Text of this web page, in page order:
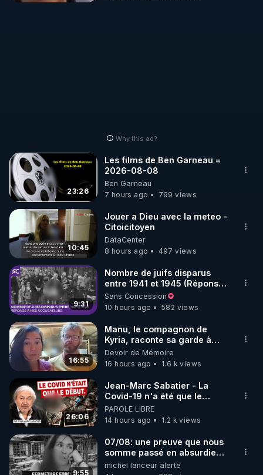
Why this ad?
23:26
Les films de Ben Garneau =
2026-08-08
Ben Garneau
7 hours ago
799 views
10:45
Jouer a Dieu avec la meteo -
Citoicitoyen
DataCenter
8 hours ago
497 views
9:31
Nombre de juifs disparus
entre 1941 et 1945 (Réponse
à mes accusateurs)
Sans Concession
10 hours ago
582 views
16:55
Manu, le compagnon de
Kyria, raconte sa garde à
vue musclée. PARTAGEZ!
Devoir de Mémoire
16 hours ago
1.6 k views
26:06
Jean-Marc Sabatier - La
Covid-19 n'a été que le
début - L'ARNm & l'ARNm-aa
jusqu où auront-t-il ?
PAROLE LIBRE
14 hours ago
1.2 k views
9:55
07/08: une preuve que nous
somme passé en absurdie
une dictature qui veut faire
michel lanceur alerte